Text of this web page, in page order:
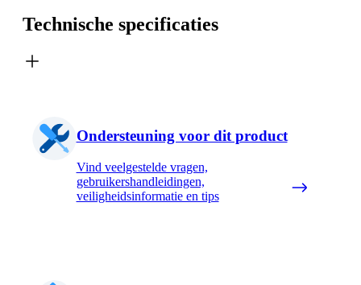
Technische specificaties
Ondersteuning voor dit product
Vind veelgestelde vragen,
gebruikershandleidingen,
veiligheidsinformatie en tips